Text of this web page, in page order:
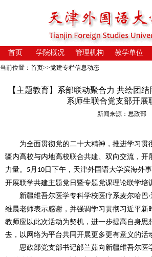
首页 学院概况 管理机构 教学单位
当前位置： 首页>>党建专栏信息动态
【主题教育】系部联动聚合力 共绘团
系师生联合党支部开
新闻来源：思政部
为全面贯彻党的二十大精神，推进学习
疆内高校与内地高校联合共建、双向交流，
力量。 5月 10 日下午，天津外国语大学滨海外
开展联学共建主题党日暨专题党课理论联学培
新疆维吾尔医学专科学校医疗系麦尔哈巴·
维晨老师表示感谢，并强调学习贯彻习近平
教师应以此次活动为契机，进一步提高自身思
去，以网络为平台共同开展更多更有意义的活
思政部党支部书记邰兰茹向新疆维吾尔医